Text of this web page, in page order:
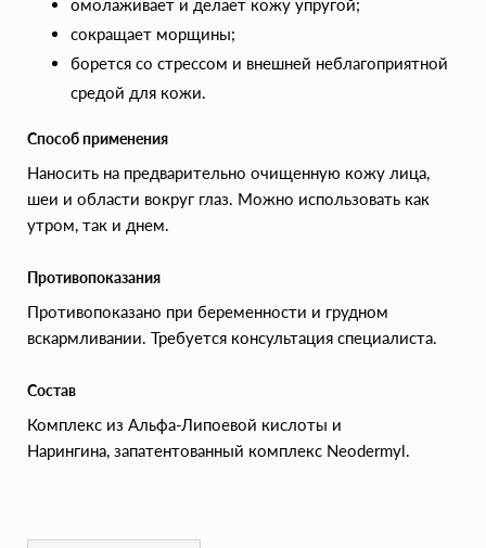
омолаживает и делает кожу упругой;
сокращает морщины;
борется со стрессом и внешней неблагоприятной
средой для кожи.
Способ применения
Наносить на предварительно очищенную кожу лица,
шеи и области вокруг глаз. Можно использовать как
утром, так и днем.
Противопоказания
Противопоказано при беременности и грудном
вскармливании. Требуется консультация специалиста.
Состав
Комплекс из Альфа-Липоевой кислоты и
Нарингина, запатентованный комплекс Neodermyl.